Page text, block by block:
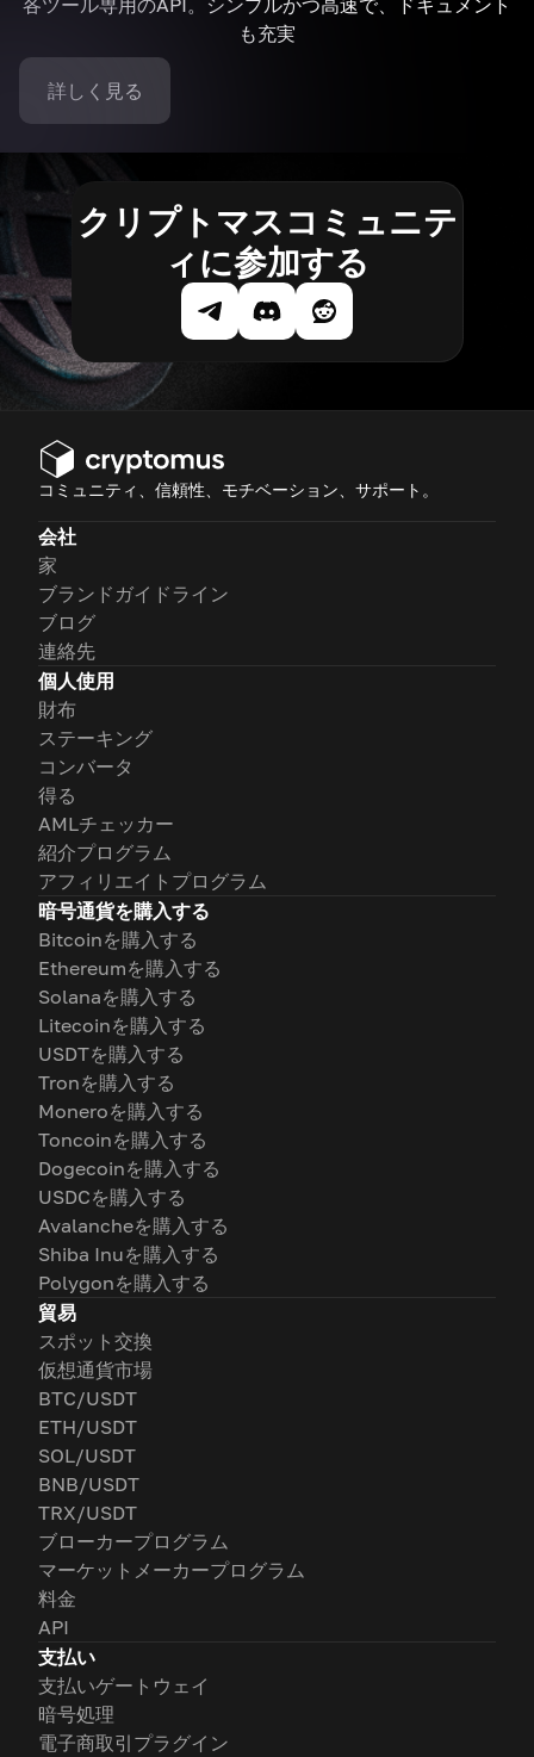
各ツール専用のAPI。シンプルかつ高速で、ドキュメント
も充実
詳しく見る
クリプトマスコミュニテ
ィに参加する
コミュニティ、信頼性、モチベーション、サポート。
会社
家
ブランドガイドライン
ブログ
連絡先
個人使用
財布
ステーキング
コンバータ
得る
AMLチェッカー
紹介プログラム
アフィリエイトプログラム
暗号通貨を購入する
Bitcoinを購入する
Ethereumを購入する
Solanaを購入する
Litecoinを購入する
USDTを購入する
Tronを購入する
Moneroを購入する
Toncoinを購入する
Dogecoinを購入する
USDCを購入する
Avalancheを購入する
Shiba Inuを購入する
Polygonを購入する
貿易
スポット交換
仮想通貨市場
BTC/USDT
ETH/USDT
SOL/USDT
BNB/USDT
TRX/USDT
ブローカープログラム
マーケットメーカープログラム
料金
API
支払い
支払いゲートウェイ
暗号処理
電子商取引プラグイン